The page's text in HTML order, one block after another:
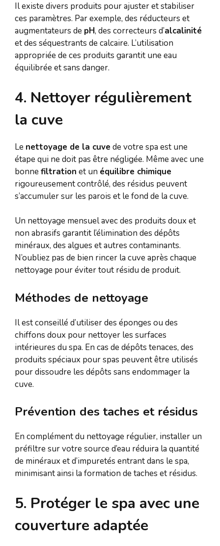
Il existe divers produits pour ajuster et stabiliser
ces paramètres. Par exemple, des réducteurs et
augmentateurs de pH, des correcteurs d’alcalinité
et des séquestrants de calcaire. L’utilisation
appropriée de ces produits garantit une eau
équilibrée et sans danger.
4. Nettoyer régulièrement
la cuve
Le nettoyage de la cuve de votre spa est une
étape qui ne doit pas être négligée. Même avec une
bonnefiltration et un équilibre chimique
rigoureusement contrôlé, des résidus peuvent
s’accumuler sur les parois et le fond de la cuve.
Un nettoyage mensuel avec des produits doux et
non abrasifs garantit l’élimination des dépôts
minéraux, des algues et autres contaminants.
N’oubliez pas de bien rincer la cuve après chaque
nettoyage pour éviter tout résidu de produit.
Méthodes de nettoyage
Il est conseillé d’utiliser des éponges ou des
chiffons doux pour nettoyer les surfaces
intérieures du spa. En cas de dépôts tenaces, des
produits spéciaux pour spas peuvent être utilisés
pour dissoudre les dépôts sans endommager la
cuve.
Prévention des taches et résidus
En complément du nettoyage régulier, installer un
préfiltre sur votre source d’eau réduira la quantité
de minéraux et d’impuretés entrant dans le spa,
minimisant ainsi la formation de taches et résidus.
5. Protéger le spa avec une
couverture adaptée